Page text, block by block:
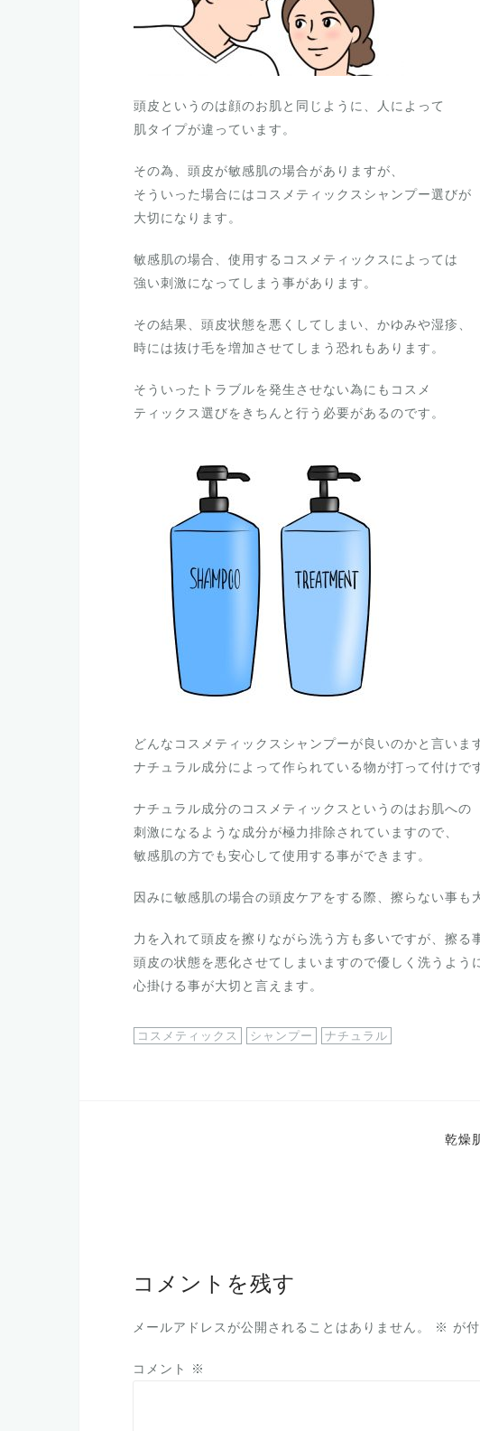
頭皮というのは顔のお肌と同じように、人によって
肌タイプが違っています。
その為、頭皮が敏感肌の場合がありますが、
そういった場合にはコスメティックスシャンプー選びが
大切になります。
敏感肌の場合、使用するコスメティックスによっては
強い刺激になってしまう事があります。
その結果、頭皮状態を悪くしてしまい、かゆみや湿疹、
時には抜け毛を増加させてしまう恐れもあります。
そういったトラブルを発生させない為にもコスメ
ティックス選びをきちんと行う必要があるのです。
どんなコスメティックスシャンプーが良いのかと言いま
ナチュラル成分によって作られている物が打って付けで
ナチュラル成分のコスメティックスというのはお肌への
刺激になるような成分が極力排除されていますので、
敏感肌の方でも安心して使用する事ができます。
因みに敏感肌の場合の頭皮ケアをする際、擦らない事も
力を入れて頭皮を擦りながら洗う方も多いですが、擦る
頭皮の状態を悪化させてしまいますので優しく洗うよう
心掛ける事が大切と言えます。
コスメティックス シャンプー ナチュラル
ー
シ
ン
乾燥
コメントを残す
メールアドレスが公開されることはありません。 ※ が
コメント ※